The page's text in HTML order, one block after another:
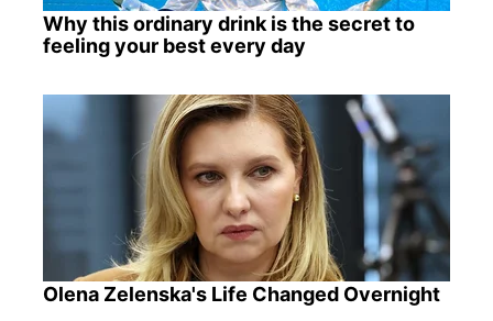
Why this ordinary drink is the secret to
feeling your best every day
Olena Zelenska's Life Changed Overnight